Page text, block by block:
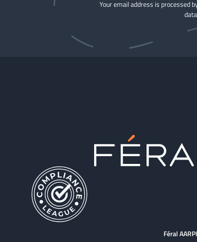
Your email address is processed
Féral AARPI